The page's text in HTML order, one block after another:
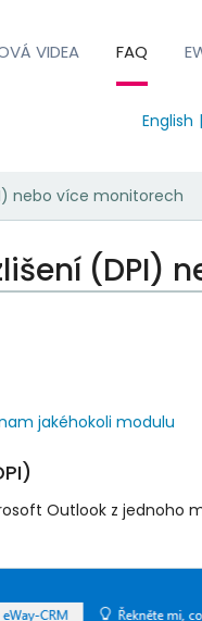
VIDEA FAQ
English
nebo více monitorech
(DPI)
jakéhokoli modulu
Outlook z jednoho